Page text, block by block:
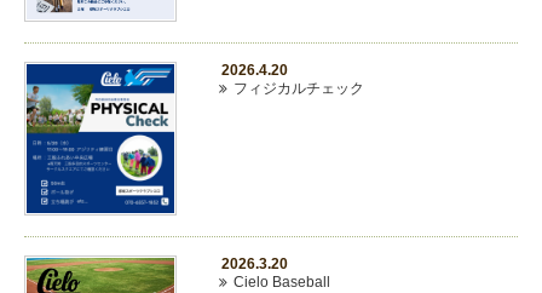
2026.4.20
フィジカルチェック
2026.3.20
Cielo Baseball